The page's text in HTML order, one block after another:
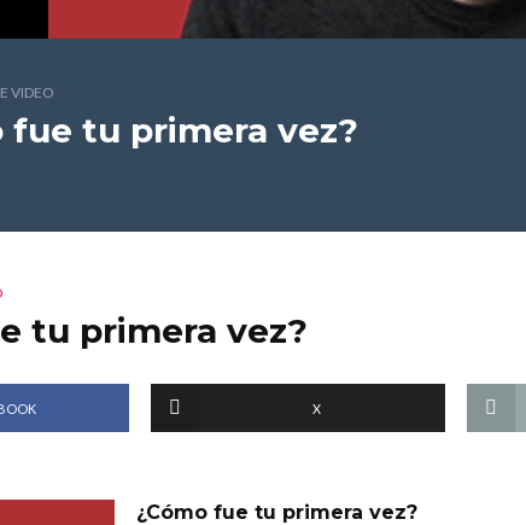
VIDEO
fue tu primera vez?
tu primera vez?
X
¿Cómo fue tu primera vez?